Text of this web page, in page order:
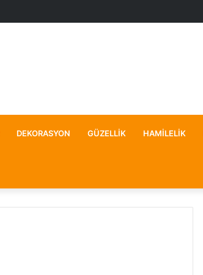
DEKORASYON GÜZELLIK HAMILELIK